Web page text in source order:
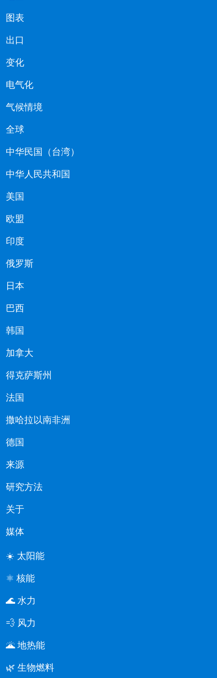
图表
出口
变化
电气化
气候情境
全球
中华民国（台湾）
中华人民共和国
美国
欧盟
印度
俄罗斯
日本
巴西
韩国
加拿大
得克萨斯州
法国
撒哈拉以南非洲
德国
来源
研究方法
关于
媒体
☀️ 太阳能
⚛️ 核能
🌊 水力
💨 风力
🌋 地热能
🌿 生物燃料